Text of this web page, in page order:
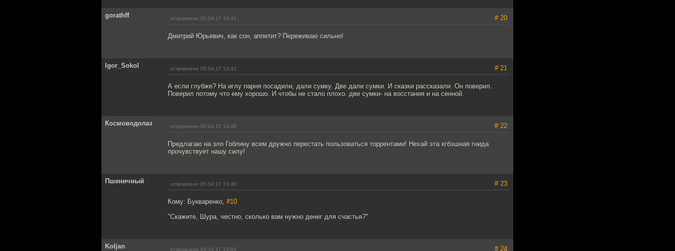
gorathff отправлено 05.04.17 13:41 # 20
Дмитрий Юрьевич, как сон, аппетит? Переживаю сильно!
Igor_Sokol отправлено 05.04.17 13:41 # 21
А если глубже? На иглу парня посадили, дали сумку. Две дали сумки. И сказки рассказали. Он поверил.
Поверил потому что ему хорошо. И чтобы не стало плохо. две сумки- на восстания и на сенной.
Космоводолаз отправлено 05.04.17 13:48 # 22
Предлагаю на зло Гоблину всем дружно перестать пользоваться торрентами! Нехай эта кгбэшная гнида
прочувствует нашу силу!
Пшеничный отправлено 05.04.17 13:48 # 23
Кому: Букваренко, #10
"Скажите, Шура, честно, сколько вам нужно денег для счастья?"
Koljan отправлено 05.04.17 13:50 # 24